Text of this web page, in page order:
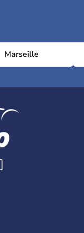
Marseille